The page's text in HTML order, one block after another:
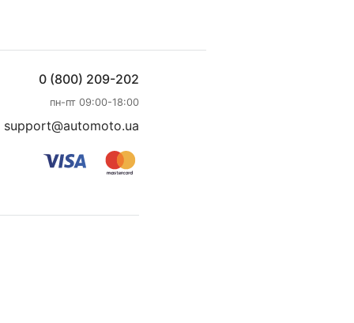
0 (800) 209-202
пн-пт 09:00-18:00
support@automoto.ua